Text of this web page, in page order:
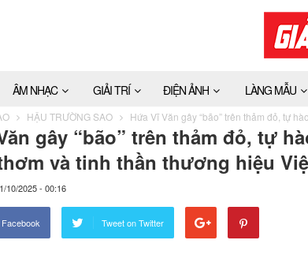
ÂM NHẠC GIẢI TRÍ ĐIỆN ẢNH LÀNG MẪU
HẬU TRƯỜNG SAO Hứa Vĩ Văn gây “bão” trên thảm đỏ, tự
gây “bão” trên thảm đỏ, tự
và tinh thần thương hiệu
10/2025 - 00:16
Tweet on Twitter